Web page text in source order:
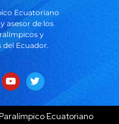
Ecuatoriano
asesor de los
y
Ecuador.
Ecuatoriano